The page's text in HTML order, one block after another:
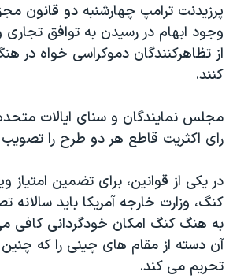
همایش محافظه‌کاران آمریکا «سی‌پک»
صفحه‌های ویژه
پرزیدنت ترامپ چهارشنبه دو قانون
وجود ابهام در رسیدن به توافق
از تظاهرکنندگان دموکراسی خواه
کنند.
مجلس نمایندگان و سنای ایالات
رای اکثریت قاطع هر دو طرح را تصویب
در یکی از قوانین، برای تضمین امتیاز
کنگ، وزارت خارجه آمریکا باید
به هنگ کنگ امکان خودگردانی کافی
آن دسته از مقام های چینی را که چنین
تحریم می کند.